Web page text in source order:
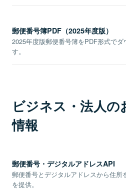
郵便番号簿PDF（2025年度版）
2025年度版郵便番号簿をPDF形式でダ
す。
ビジネス・法人の
情報
郵便番号・デジタルアドレスAPI
郵便番号とデジタルアドレスから住所
を提供。